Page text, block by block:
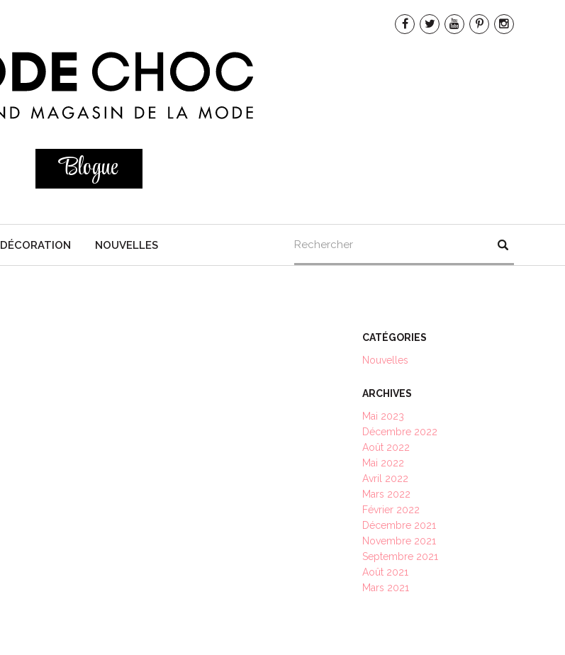
Blogue
DÉCORATION NOUVELLES Rechercher
CATÉGORIES
Nouvelles
ARCHIVES
Mai 2023
Décembre 2022
Août 2022
Mai 2022
Avril 2022
Mars 2022
Février 2022
Décembre 2021
Novembre 2021
Septembre 2021
Août 2021
Mars 2021